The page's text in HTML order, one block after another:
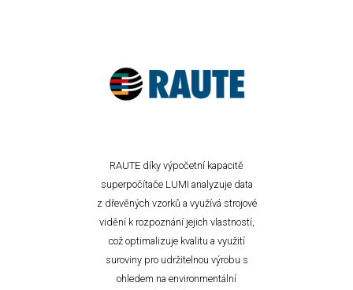
RAUTE díky výpočetní kapacitě
superpočítače LUMI analyzuje data
z dřevěných vzorků a využívá strojové
vidění k rozpoznání jejich vlastností,
což optimalizuje kvalitu a využití
suroviny pro udržitelnou výrobu s
ohledem na environmentální